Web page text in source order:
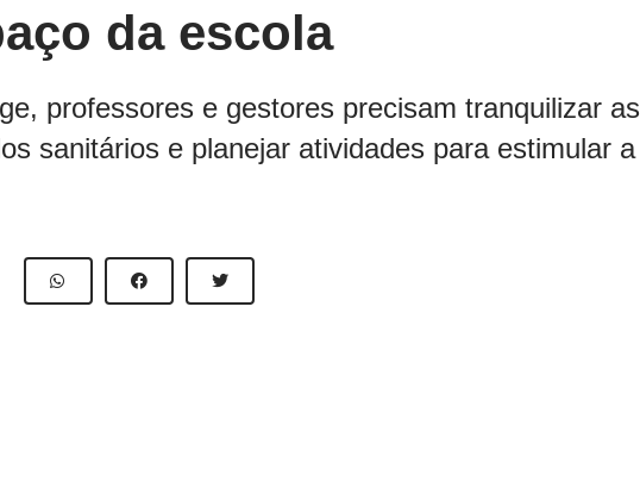
da escola
professores e gestores precisam tranquilizar as
sanitários e planejar atividades para estimular a